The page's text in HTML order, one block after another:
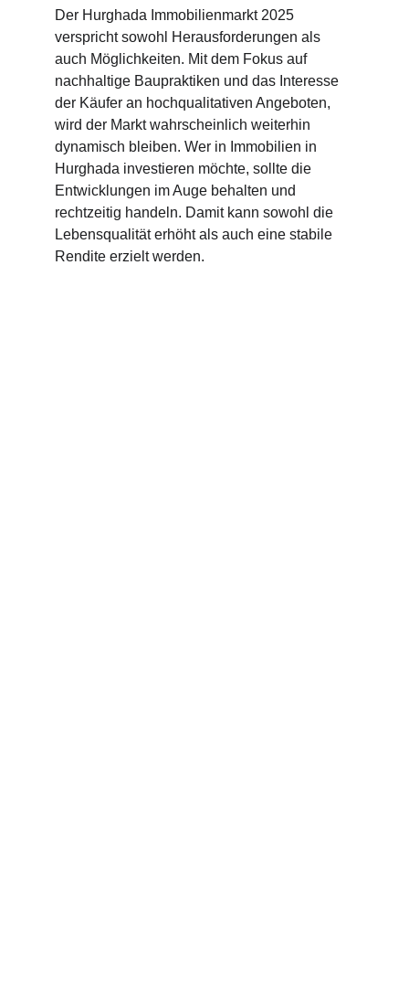
Der Hurghada Immobilienmarkt 2025
verspricht sowohl Herausforderungen als
auch Möglichkeiten. Mit dem Fokus auf
nachhaltige Baupraktiken und das Interesse
der Käufer an hochqualitativen Angeboten,
wird der Markt wahrscheinlich weiterhin
dynamisch bleiben. Wer in Immobilien in
Hurghada investieren möchte, sollte die
Entwicklungen im Auge behalten und
rechtzeitig handeln. Damit kann sowohl die
Lebensqualität erhöht als auch eine stabile
Rendite erzielt werden.